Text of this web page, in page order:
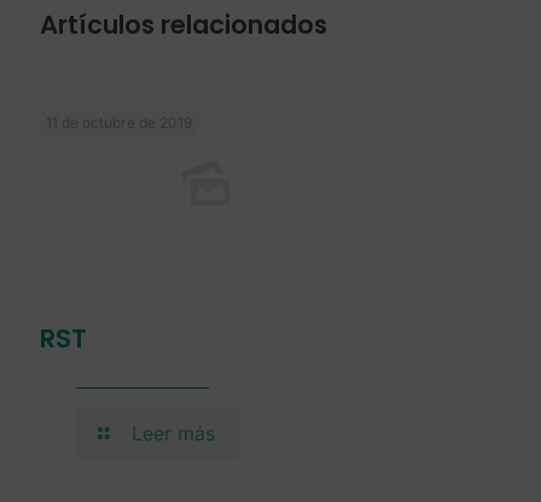
Artículos relacionados
11 de octubre de 2019
RST
Leer más